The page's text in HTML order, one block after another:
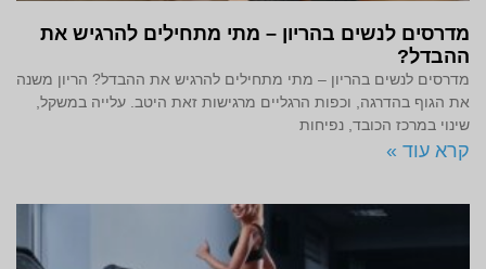
מדרסים לנשים בהריון – מתי מתחילים להרגיש את
ההבדל?
מדרסים לנשים בהריון – מתי מתחילים להרגיש את ההבדל? הריון משנה
את הגוף בהדרגה, וכפות הרגליים מרגישות זאת היטב. עלייה במשקל,
שינוי במרכז הכובד, נפיחות
קרא עוד »